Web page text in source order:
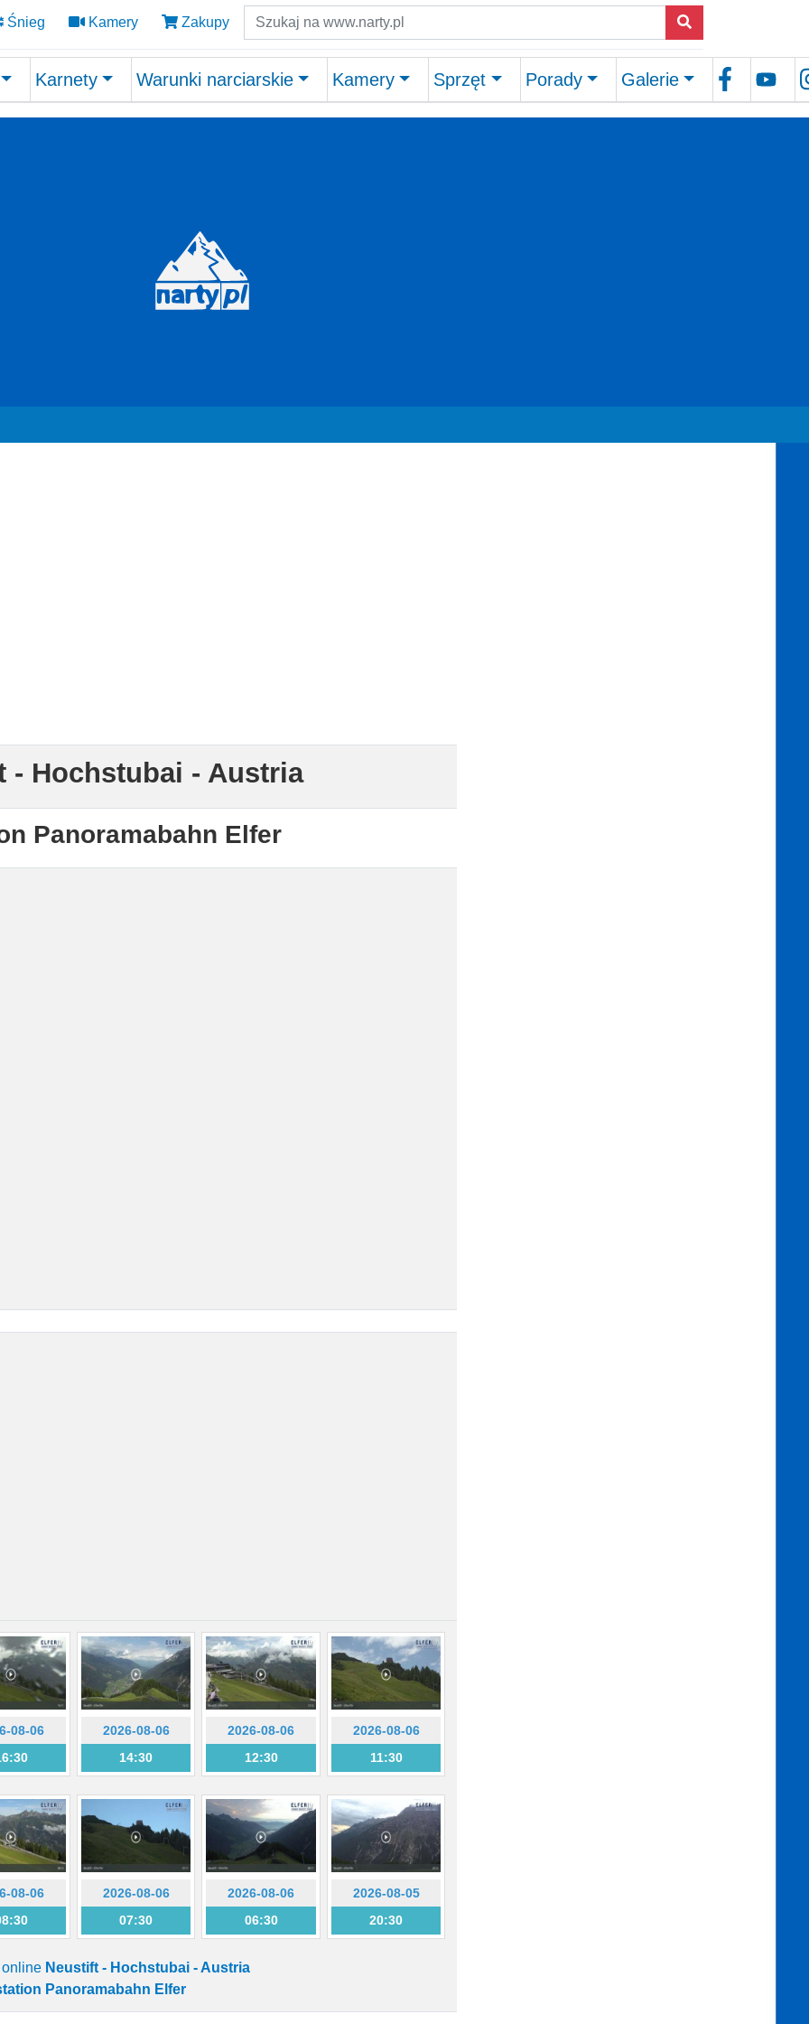
Śnieg Kamery Zakupy Szukaj
Karnety Warunki narciarskie Kamery Sprzęt Porady Galerie
- Hochstubai - Austria
Panoramabahn Elfer
08-06
2026-08-06
14:30
2026-08-06
12:30
2026-08-06
11:30
08-06
2026-08-06
07:30
2026-08-06
06:30
2026-08-05
20:30
online Neustift - Hochstubai - Austria
Panoramabahn Elfer